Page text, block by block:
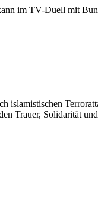
im TV-Duell mit
islamistischen
Trauer, Solidarität